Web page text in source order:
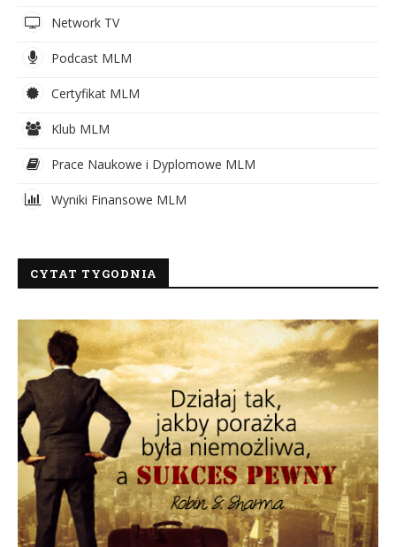
Network TV
Podcast MLM
Certyfikat MLM
Klub MLM
Prace Naukowe i Dyplomowe MLM
Wyniki Finansowe MLM
CYTAT TYGODNIA